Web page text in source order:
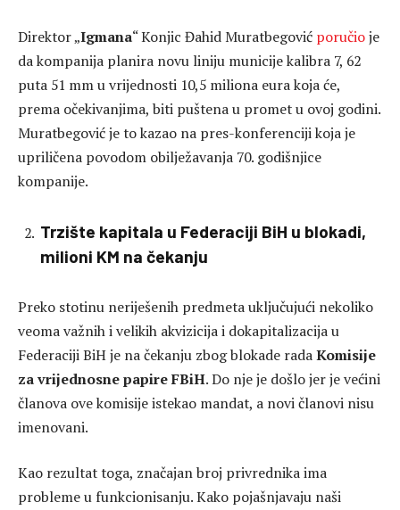
Direktor „Igmana“ Konjic Đahid Muratbegović poručioje
da kompanija planira novu liniju municije kalibra 7, 62
puta 51 mm u vrijednosti 10,5 miliona eura koja će,
prema očekivanjima, biti puštena u promet u ovoj godini.
Muratbegović je to kazao na pres-konferenciji koja je
upriličena povodom obilježavanja 70. godišnjice
kompanije.
Trzište kapitala u Federaciji BiH u blokadi,
milioni KM na čekanju
Preko stotinu neriješenih predmeta uključujući nekoliko
veoma važnih i velikih akvizicija i dokapitalizacija u
Federaciji BiH je na čekanju zbog blokade radaKomisije
za vrijednosne papire FBiH. Do nje je došlo jer je većini
članova ove komisije istekao mandat, a novi članovi nisu
imenovani.
Kao rezultat toga, značajan broj privrednika ima
probleme u funkcionisanju. Kako pojašnjavaju naši